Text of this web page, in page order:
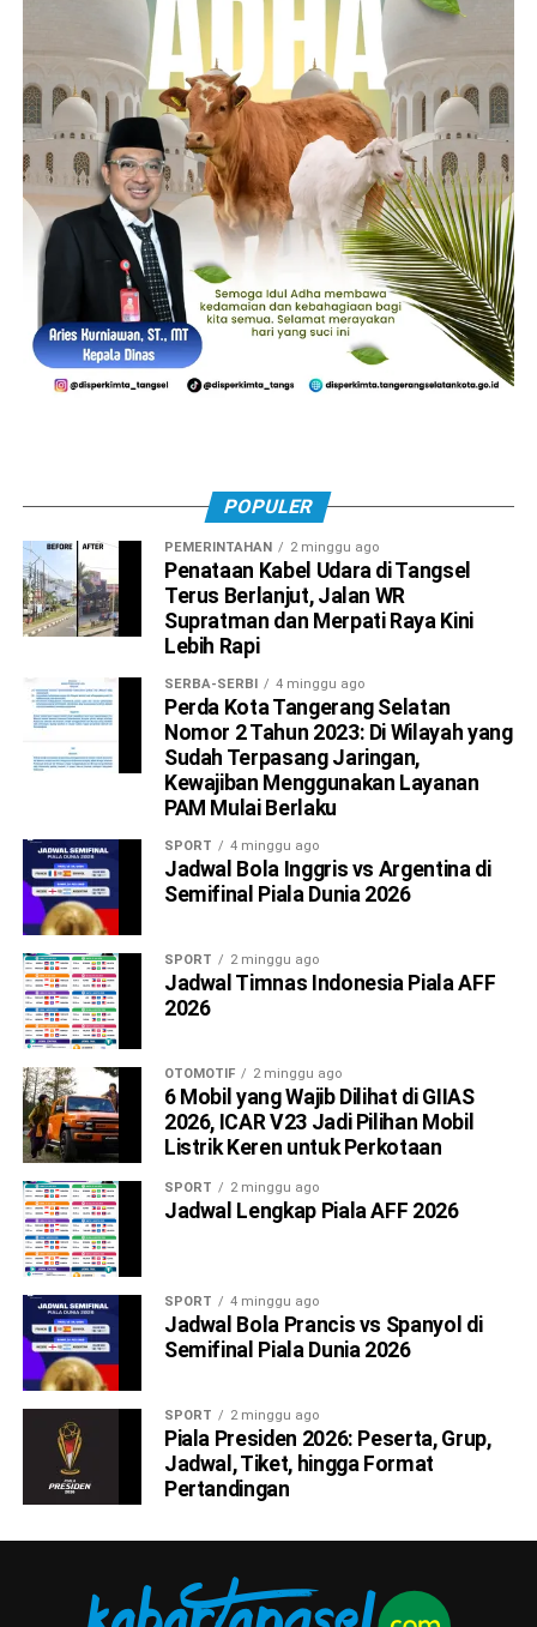
POPULER
PEMERINTAHAN 2 minggu ago
Penataan Kabel Udara di Tangsel
Terus Berlanjut, Jalan WR
Supratman dan Merpati Raya Kini
Lebih Rapi
SERBA-SERBI 4 minggu ago
Perda Kota Tangerang Selatan
Nomor 2 Tahun 2023: Di Wilayah yang
Sudah Terpasang Jaringan,
Kewajiban Menggunakan Layanan
PAM Mulai Berlaku
SPORT 4 minggu ago
Jadwal Bola Inggris vs Argentina di
Semifinal Piala Dunia 2026
SPORT 2 minggu ago
Jadwal Timnas Indonesia Piala AFF
2026
OTOMOTIF 2 minggu ago
6 Mobil yang Wajib Dilihat di GIIAS
2026, ICAR V23 Jadi Pilihan Mobil
Listrik Keren untuk Perkotaan
SPORT 2 minggu ago
Jadwal Lengkap Piala AFF 2026
SPORT 4 minggu ago
Jadwal Bola Prancis vs Spanyol di
Semifinal Piala Dunia 2026
SPORT 2 minggu ago
Piala Presiden 2026: Peserta, Grup,
Jadwal, Tiket, hingga Format
Pertandingan